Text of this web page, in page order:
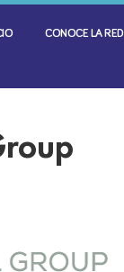
CONOCE LA RED